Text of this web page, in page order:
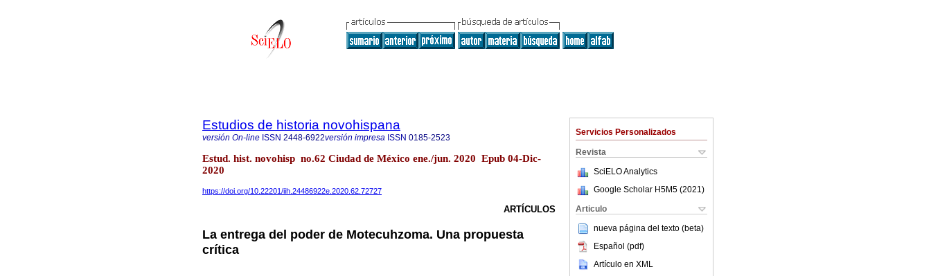
Servicios Personalizados
Revista
SciELO Analytics
Google Scholar H5M5 (2021 )
Articulo
nueva página del texto (beta)
Español (pdf)
Artículo en XML
Estudios de historia novohispana
versión On-line ISSN 2448-6922versión impresa ISSN 0185-2523
Estud. hist. novohisp no.62 Ciudad de México ene./jun. 2020 Epub 04-Dic-
2020
https://doi.org/10.22201/iih.24486922e.2020.62.72727
ARTÍCULOS
La entrega del poder de Motecuhzoma. Una propuesta
crítica